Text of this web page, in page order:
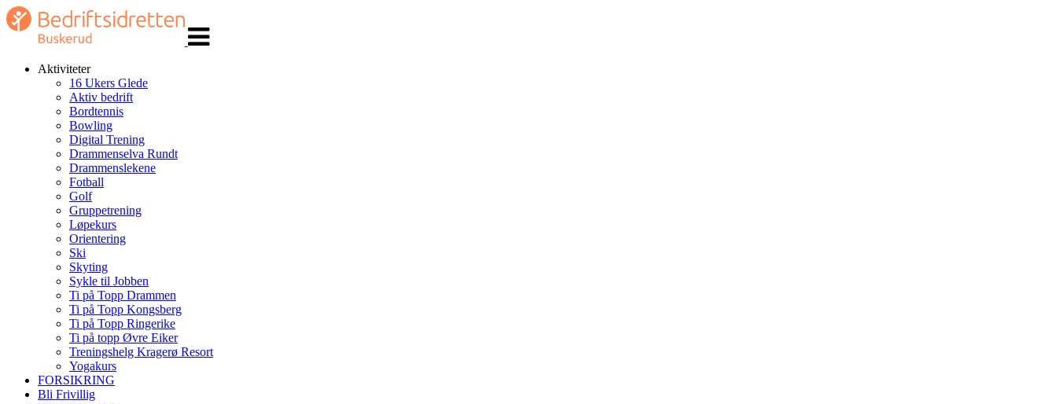
navigasjon
Aktiviteter
16 Ukers Glede
Aktiv bedrift
Bordtennis
Bowling
Digital Trening
Drammenselva Rundt
Drammenslekene
Fotball
Golf
Gruppetrening
Løpekurs
Orientering
Ski
Skyting
Sykle til Jobben
Ti på Topp Drammen
Ti på Topp Kongsberg
Ti på Topp Ringerike
Ti på topp Øvre Eiker
Treningshelg Kragerø Resort
Yogakurs
FORSIKRING
Bli Frivillig